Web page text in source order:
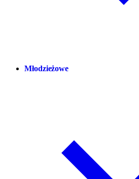
Młodzieżowe